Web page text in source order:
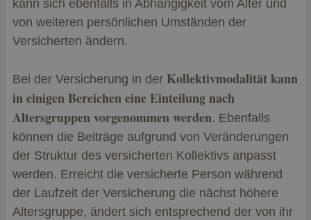
kann sich ebenfalls in Abhängigkeit vom Alter und
von weiteren persönlichen Umständen der
Versicherten ändern.
Bei der Versicherung in der Kollektivmodalität kann
in einigen Bereichen eine Einteilung nach
Altersgruppen vorgenommen werden. Ebenfalls
können die Beiträge aufgrund von Veränderungen
der Struktur des versicherten Kollektivs anpasst
werden. Erreicht die versicherte Person während
der Laufzeit der Versicherung die nächst höhere
Altersgruppe, ändert sich entsprechend der von ihr